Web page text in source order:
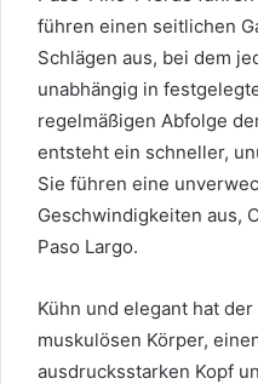
führen einen seitlichen
Schlägen aus, bei dem
unabhängig in
regelmäßigen Abfolge
entsteht ein schneller,
Sie führen eine
Geschwindigkeiten aus,
Paso Largo.
Kühn und elegant hat
muskulösen Körper,
ausdrucksstarken Kopf